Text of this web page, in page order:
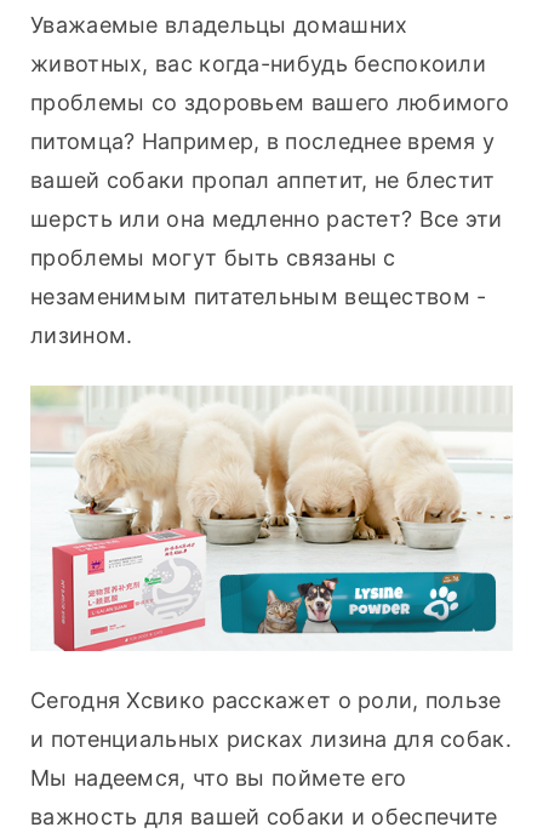
Уважаемые владельцы домашних
животных, вас когда-нибудь беспокоили
проблемы со здоровьем вашего любимого
питомца? Например, в последнее время у
вашей собаки пропал аппетит, не блестит
шерсть или она медленно растет? Все эти
проблемы могут быть связаны с
незаменимым питательным веществом -
лизином.
Сегодня Хсвико расскажет о роли, пользе
и потенциальных рисках лизина для собак.
Мы надеемся, что вы поймете его
важность для вашей собаки и обеспечите